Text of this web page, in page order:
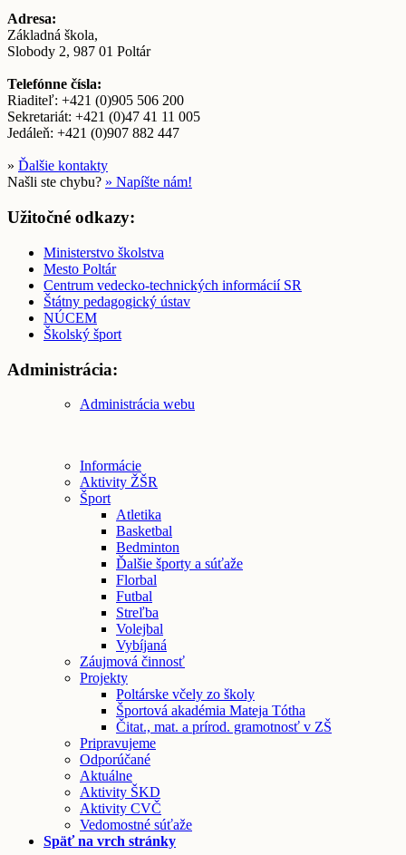
Adresa:
Základná škola,
Slobody 2, 987 01 Poltár
Telefónne čísla:
Riaditeľ: +421 (0)905 506 200
Sekretariát: +421 (0)47 41 11 005
Jedáleň: +421 (0)907 882 447
» Ďalšie kontakty
Našli ste chybu? » Napíšte nám!
Užitočné odkazy:
Ministerstvo školstva
Mesto Poltár
Centrum vedecko-technických informácií SR
Štátny pedagogický ústav
NÚCEM
Školský šport
Administrácia:
Administrácia webu
Informácie
Aktivity ŽŠR
Šport
Atletika
Basketbal
Bedminton
Ďalšie športy a súťaže
Florbal
Futbal
Streľba
Volejbal
Vybíjaná
Záujmová činnosť
Projekty
Poltárske včely zo školy
Športová akadémia Mateja Tótha
Čitat., mat. a prírod. gramotnosť v ZŠ
Pripravujeme
Odporúčané
Aktuálne
Aktivity ŠKD
Aktivity CVČ
Vedomostné súťaže
Späť na vrch stránky